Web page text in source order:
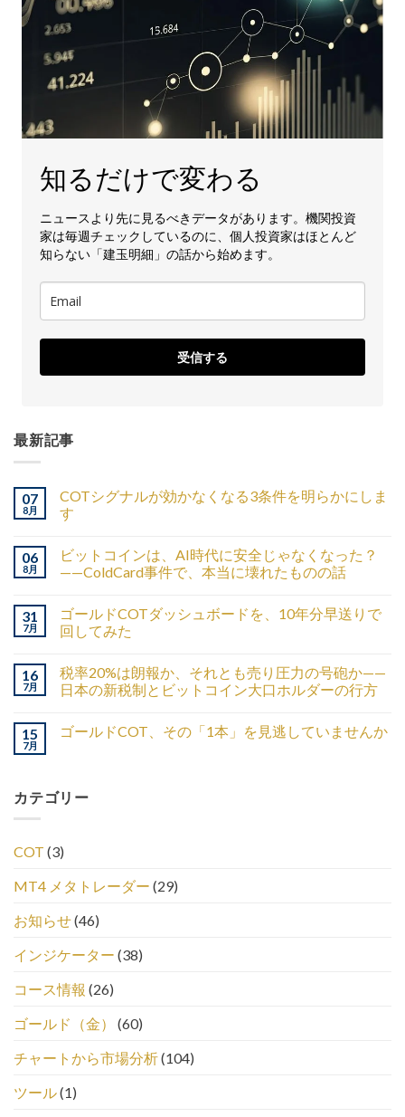
知るだけで変わる
ニュースより先に見るべきデータがあります。機関投資
家は毎週チェックしているのに、個人投資家はほとんど
知らない「建玉明細」の話から始めます。
受信する
最新記事
07
8月
COTシグナルが効かなくなる3条件を明らかにしま
す
06
8月
ビットコインは、AI時代に安全じゃなくなった？
——ColdCard事件で、本当に壊れたものの話
31
7月
ゴールドCOTダッシュボードを、10年分早送りで
回してみた
16
7月
税率20%は朗報か、それとも売り圧力の号砲か——
日本の新税制とビットコイン大口ホルダーの行方
15
7月
ゴールドCOT、その「1本」を見逃していませんか
カテゴリー
COT (3)
MT4 メタトレーダー (29)
お知らせ(46)
インジケーター (38)
コース情報 (26)
ゴールド（金）
(60)
チャートから市場分析(104)
ツール(1)